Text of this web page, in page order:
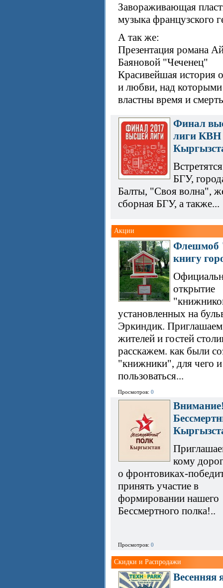
Завораживающая
музыка французского
А так же:
Презентация романа
Баяновой "Чеченец"
Красивейшая история
и любви, над
властны время и
Финал
лиги КВН
БГУ,
Балты, "Своя волна",
сборная БГУ, а также...
Акции
Флешмоб
книгу
открытие
установленных на
Эркиндик. Приглашаем
жителей и гостей
расскажем. как были
"книжники", для чего
пользоваться...
Просмотров: 0
кому
о фронтовиках-
принять участие в
формировании нашего
Бессмертного полка!..
Просмотров: 0
Скидки и Распродажи
Весенняя